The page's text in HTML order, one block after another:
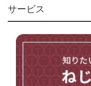
アンカー・プラグ
ユニファイねじ
サービス